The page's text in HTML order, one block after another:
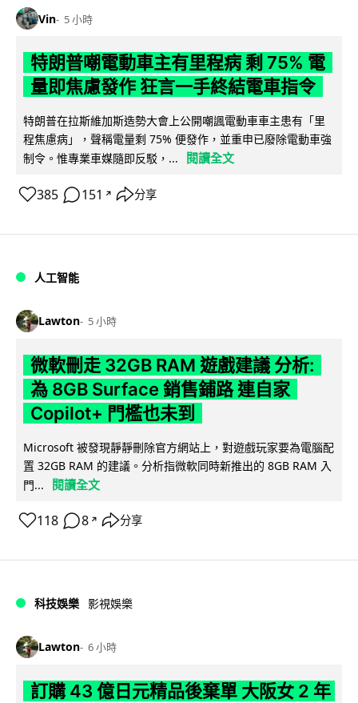
Vin 5 小時
特朗普嘲電動車主有里程病 剩 75% 電
量即焦慮發作 狂言一手終結電車指令
特朗普在拉斯維加斯造勢大會上公開嘲諷電動車車主患有「里
程焦慮病」，聲稱電量剩 75% 便發作，並重申已廢除電動車強
制令。惟專業車媒隨即反駁，...
閱讀全文
385 151 ↗ 分享
人工智能
Lawton 5 小時
微軟刪走 32GB RAM 遊戲建議 分析:
為 8GB Surface 銷售鋪路 連自家
Copilot+ 門檻也未到
Microsoft 被發現靜靜刪除官方網站上，對遊戲玩家要為電腦配
置 32GB RAM 的建議。分析指微軟同時新推出的 8GB RAM 入
門...
閱讀全文
118 8 ↗ 分享
科技娛樂 影視娛樂
Lawton 6 小時
訂購 43 億日元精品後棄單 大阪女 2 年